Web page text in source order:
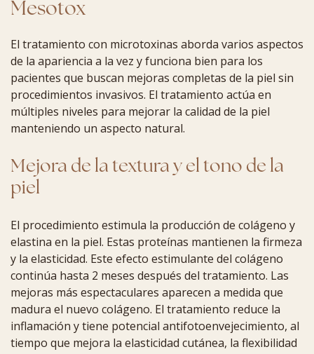
Mesotox
El tratamiento con microtoxinas aborda varios aspectos
de la apariencia a la vez y funciona bien para los
pacientes que buscan mejoras completas de la piel sin
procedimientos invasivos. El tratamiento actúa en
múltiples niveles para mejorar la calidad de la piel
manteniendo un aspecto natural.
Mejora de la textura y el tono de la
piel
El procedimiento estimula la producción de colágeno y
elastina en la piel. Estas proteínas mantienen la firmeza
y la elasticidad. Este efecto estimulante del colágeno
continúa hasta 2 meses después del tratamiento. Las
mejoras más espectaculares aparecen a medida que
madura el nuevo colágeno. El tratamiento reduce la
inflamación y tiene potencial antifotoenvejecimiento, al
tiempo que mejora la elasticidad cutánea, la flexibilidad